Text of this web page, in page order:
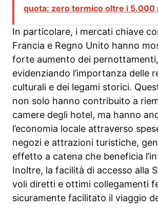
quota: zero termico oltre i 5.000
In particolare, i mercati chiave
Francia e Regno Unito hanno
forte aumento dei pernottamenti,
evidenziando l’importanza delle
culturali e dei legami storici.
non solo hanno contribuito a
camere degli hotel, ma hanno
l’economia locale attraverso
negozi e attrazioni turistiche,
effetto a catena che beneficia
Inoltre, la facilità di accesso alla
voli diretti e ottimi collegamenti
sicuramente facilitato il viaggio